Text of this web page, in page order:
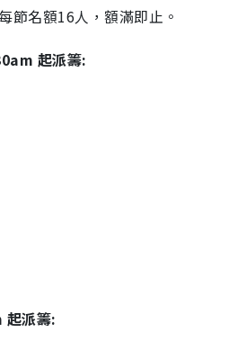
節名額16人，額滿即止。
起派籌:
起派籌: